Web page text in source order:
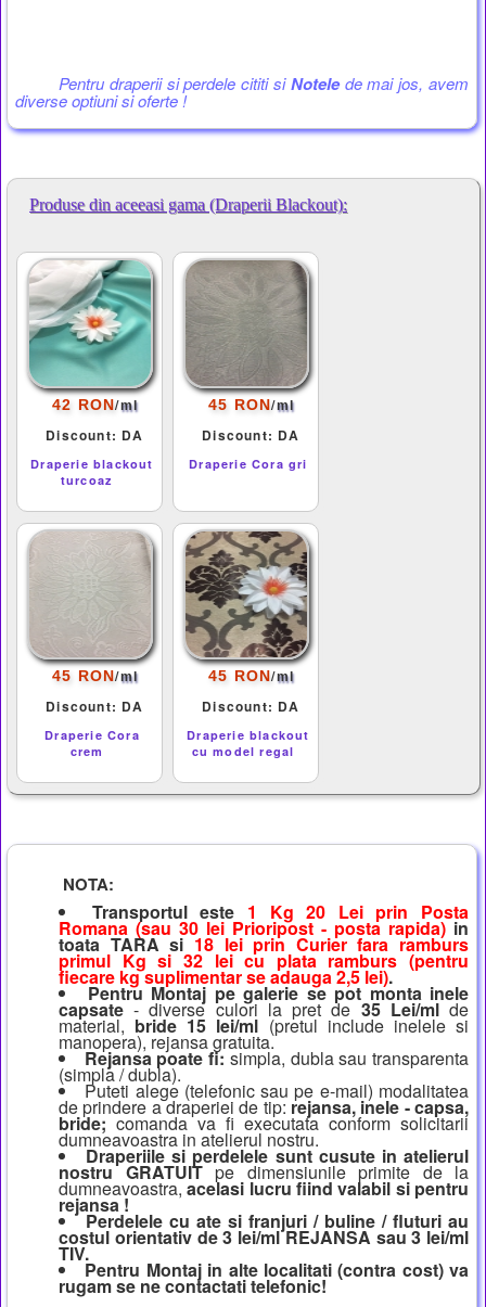
Pentru draperii si perdele cititi siNotelede mai jos, avem
diverse optiuni si oferte !
Produse din aceeasi gama (Draperii Blackout):
42 RON/ml
Discount: DA
Draperie blackout
turcoaz
45 RON/ml
Discount: DA
Draperie Cora gri
45 RON/ml
Discount: DA
Draperie Cora
crem
45 RON/ml
Discount: DA
Draperie blackout
cu model regal
NOTA:
Transportul este 1 Kg 20 Lei prin Posta
Romana (sau 30 lei Prioripost - posta rapida) in
toata TARA si 18 lei prin Curier fara ramburs
primul Kg si 32 lei cu plata ramburs (pentru
fiecare kg suplimentar se adauga 2,5 lei).
Pentru Montaj pe galerie se pot monta inele
capsate - diverse culori la pret de 35 Lei/mlde
material, bride 15 lei/ml (pretul include inelele si
manopera), rejansa gratuita.
Rejansa poate fi: simpla, dubla sau transparenta
(simpla / dubla).
Puteti alege (telefonic sau pe e-mail) modalitatea
de prindere a draperiei de tip: rejansa, inele - capsa,
bride; comanda va fi executata conform solicitarii
dumneavoastra in atelierul nostru.
Draperiile si perdelele sunt cusute in atelierul
nostru GRATUITpe dimensiunile primite de la
dumneavoastra, acelasi lucru fiind valabil si pentru
rejansa !
Perdelele cu ate si franjuri / buline / fluturi au
costul orientativ de 3 lei/ml REJANSA sau 3 lei/ml
TIV.
Pentru Montaj in alte localitati (contra cost) va
rugam se ne contactati telefonic!